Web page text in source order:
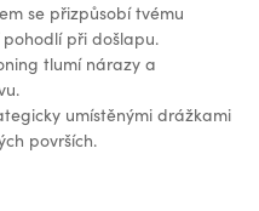
se přizpůsobí tvému
při došlapu.
tlumí nárazy a
umístěnými drážkami
površích.